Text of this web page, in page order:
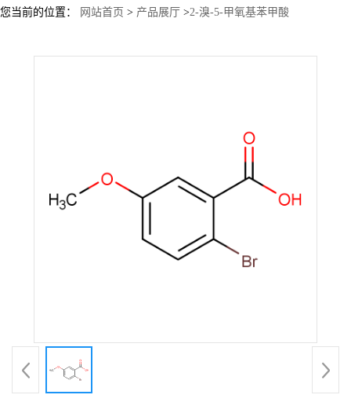
您当前的位置： 网站首页 > 产品展厅 >2-溴-5-甲氧基苯甲酸